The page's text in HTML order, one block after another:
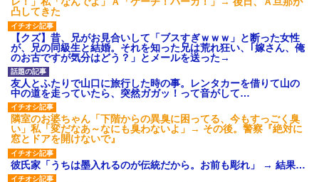
凸してきた
【クズ】昔、兄がお見合いして「ブスすぎｗｗｗ」と断った女性
が、兄の同級生と結婚。それを知った兄は荒れ狂い、｢嫁さん、俺
のお古ですが気分はどう？」とメールを送った→
友人とふたりで山口に旅行した時の事。レンタカーを借りて山の
中の道を走っていたら、突然ガガッ！って音がして…
隣室のお婆ちゃん「下階からの異臭に困ってる、今もすっごく臭
い」私「変だなあ～なにも臭わないよ」→ その後。警察『絶対に
窓とドアを開けないで』
彼氏家「うちは墨入れるのが伝統だから。お前も彫れ」 → 結果…